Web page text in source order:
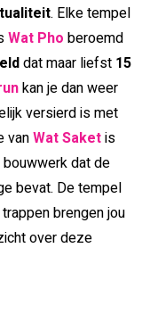
. Elke tempel
Wat Pho beroemd
dat maar liefst 15
kan je dan weer
versierd is met
vanWat Saketis
dat de
bevat. De tempel
brengen jou
over deze